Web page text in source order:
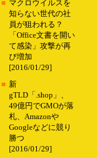
■ マクロウイルスを
知らない世代の社
員が狙われる？
「Office文書を開い
て感染」攻撃が再
び増加
[2016/01/29]
■ 新
gTLD「.shop」、
49億円でGMOが落
札、Amazonや
Googleなどに競り
勝つ
[2016/01/29]